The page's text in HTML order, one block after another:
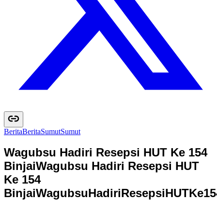
BeritaBeritaSumutSumut
Wagubsu Hadiri Resepsi HUT Ke 154
BinjaiWagubsu Hadiri Resepsi HUT
Ke 154
BinjaiWagubsuHadiriResepsiHUTKe15